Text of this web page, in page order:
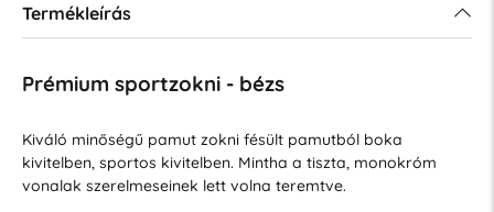
Termékleírás
Prémium sportzokni - bézs
Kiváló minőségű pamut zokni fésült pamutból boka
kivitelben, sportos kivitelben. Mintha a tiszta, monokróm
vonalak szerelmeseinek lett volna teremtve.